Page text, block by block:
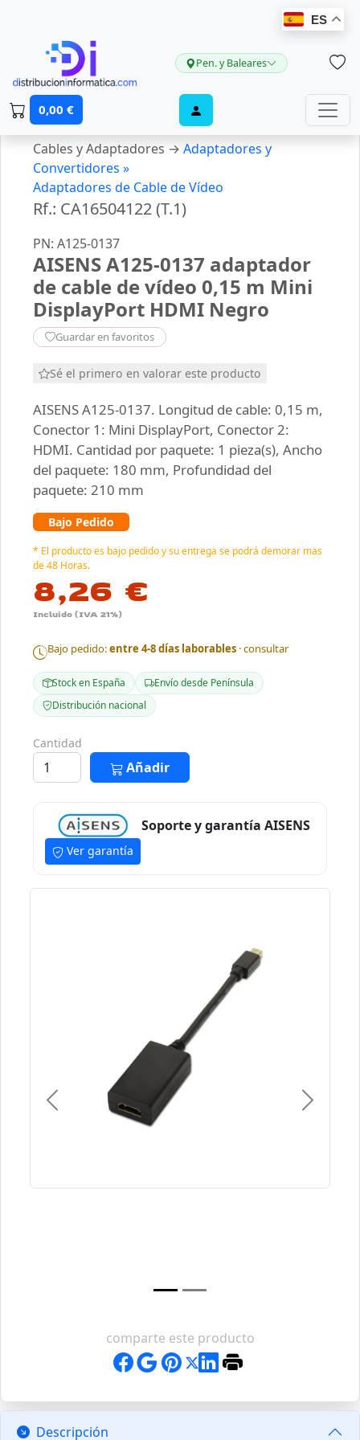
ES
Pen. y Baleares
0,00 €
Cables y Adaptadores → Adaptadores y
Convertidores »
Adaptadores de Cable de Vídeo
Rf.: CA16504122 (T.1)
PN: A125-0137
AISENS A125-0137 adaptador
de cable de vídeo 0,15 m Mini
DisplayPort HDMI Negro
Guardar en favoritos
Sé el primero en valorar este producto
AISENS A125-0137. Longitud de cable: 0,15 m,
Conector 1: Mini DisplayPort, Conector 2:
HDMI. Cantidad por paquete: 1 pieza(s), Ancho
del paquete: 180 mm, Profundidad del
paquete: 210 mm
Bajo Pedido
* El producto es bajo pedido y su entrega se podrá demorar mas
de 48 Horas.
8,26 €
Incluido (IVA 21%)
Bajo pedido:entre 4-8 días laborables · consultar
Stock en España
Envío desde Península
Distribución nacional
Cantidad
Añadir
Soporte y garantía AISENS
Ver garantía
Previous Next
comparte este producto
Descripción